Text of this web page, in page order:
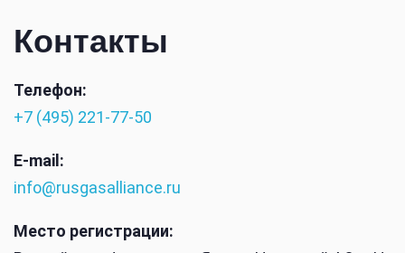
Контакты
Телефон:
+7 (495) 221-77-50
E-mail:
info@rusgasalliance.ru
Место регистрации: